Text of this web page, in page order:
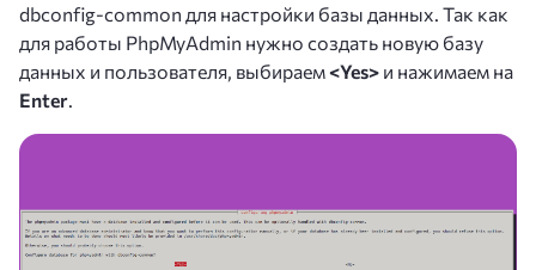
dbconfig-common для настройки базы данных. Так как
для работы PhpMyAdmin нужно создать новую базу
данных и пользователя, выбираем<Yes> и нажимаем на
Enter